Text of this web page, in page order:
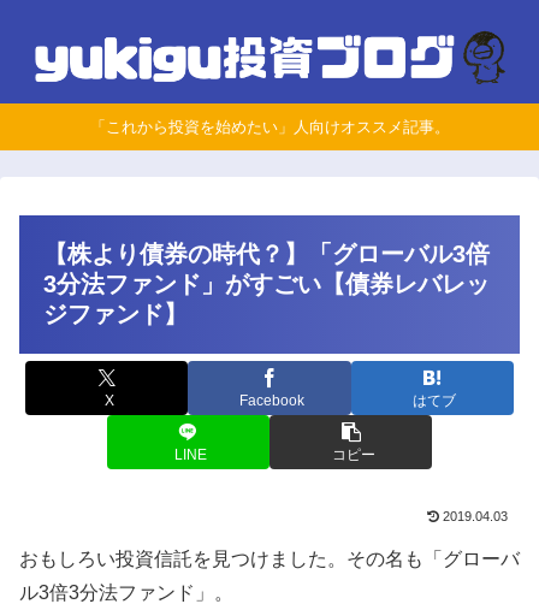
「これから投資を始めたい」人向けオススメ記事。
【株より債券の時代？】「グローバル3倍
3分法ファンド」がすごい【債券レバレッ
ジファンド】
X Facebook はてブ
LINE コピー
2019.04.03
おもしろい投資信託を見つけました。その名も「グローバ
ル3倍3分法ファンド」。